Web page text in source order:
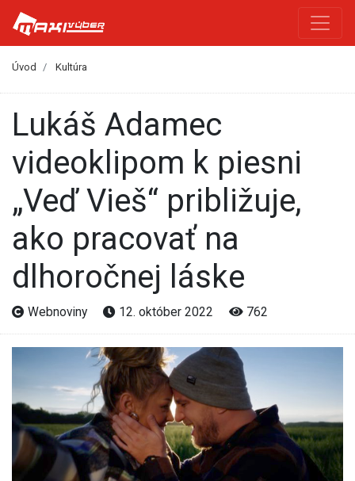
Úvod Kultúra
Lukáš Adamec
videoklipom k piesni
„Veď Vieš“ približuje,
ako pracovať na
dlhoročnej láske
Webnoviny 12. október 2022 762